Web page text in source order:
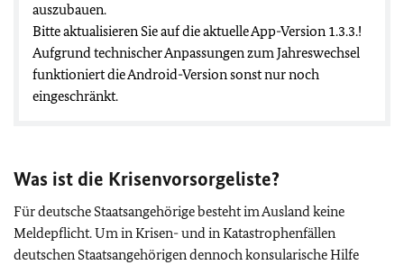
auszubauen.
Bitte aktualisieren Sie auf die aktuelle App-Version 1.3.3.!
Aufgrund technischer Anpassungen zum Jahreswechsel
funktioniert die Android-Version sonst nur noch
eingeschränkt.
Was ist die Krisenvorsorgeliste?
Für deutsche Staatsangehörige besteht im Ausland keine
Meldepflicht. Um in Krisen- und in Katastrophenfällen
deutschen Staatsangehörigen dennoch konsularische Hilfe